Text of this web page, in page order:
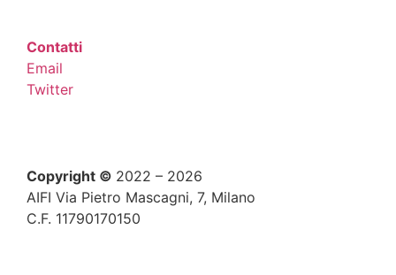
Contatti
Email
Twitter
Copyright © 2022 – 2026
AIFI Via Pietro Mascagni, 7, Milano
C.F. 11790170150